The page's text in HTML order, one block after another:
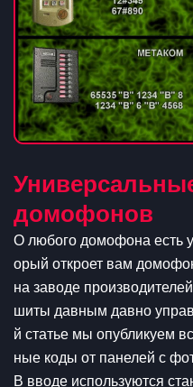
домофонов
О любого домофона есть
орый откроет вам
на заводе
шиты давным давно
й статье мы опубликуем
ные коды от панелей с
В вводе используются